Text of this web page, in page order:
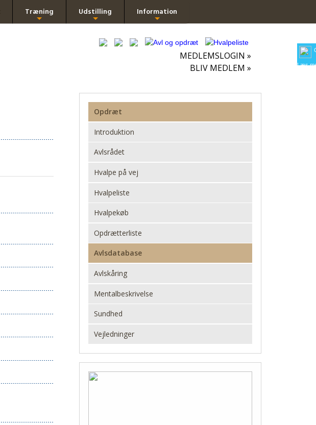
Læs
Træning Udstilling Information
MEDLEMSLOGIN »
BLIV MEDLEM »
Opdræt
Introduktion
Avlsrådet
Hvalpe på vej
Hvalpeliste
Hvalpekøb
Opdrætterliste
Avlsdatabase
Avlskåring
Mentalbeskrivelse
Sundhed
Vejledninger